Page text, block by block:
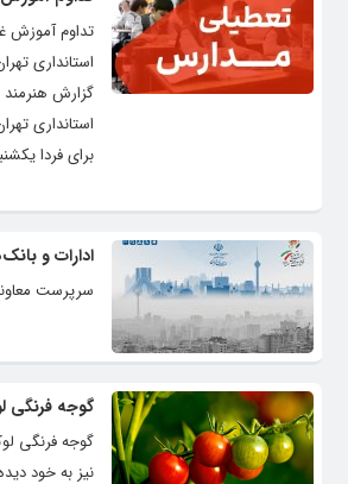
تداوم آموزش
گزارش هنرمند
استانداری
برای فردا
ادارات و
سرپرست معاونت
گوجه